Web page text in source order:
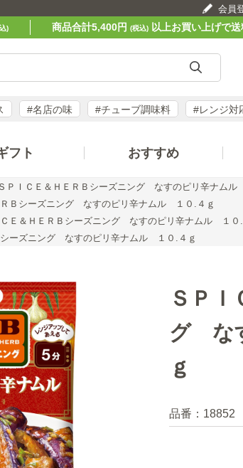
会員
) 商品合計5,400円 (税込)以上お買い上げで送
#名店の味 #チューブ調味料 #レンジ対
フト おすすめ
ＳＰＩＣＥ＆ＨＥＲＢシーズニング なすのピリ辛ナム
ＲＢシーズニング なすのピリ辛ナムル １０.４ｇ
ＣＥ＆ＨＥＲＢシーズニング なすのピリ辛ナムル １０
シーズニング なすのピリ辛ナムル １０.４ｇ
ＳＰ
グ な
ｇ
品番： 18852